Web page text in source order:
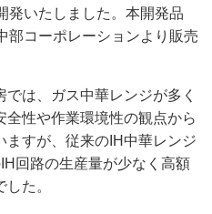
発いたしました。本開発品
部コーポレーションより販売
は、ガス中華レンジが多く
性や作業環境性の観点から
ますが、従来のIH中華レンジ
回路の生産量が少なく高額
た。